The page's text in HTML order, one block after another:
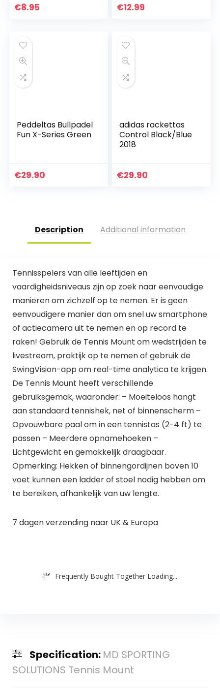
€8.95
rebound ballen,
€12.99
Peddeltas Bullpadel
Fun X-Series Green
€29.90
adidas rackettas
Control Black/Blue
2018
€29.90
Description Additional information
Tennisspelers van alle leeftijden en
vaardigheidsniveaus zijn op zoek naar eenvoudige
manieren om zichzelf op te nemen. Er is geen
eenvoudigere manier dan om snel uw smartphone
of actiecamera uit te nemen en op record te
raken! Gebruik de Tennis Mount om wedstrijden te
livestream, praktijk op te nemen of gebruik de
SwingVision-app om real-time analytica te krijgen.
De Tennis Mount heeft verschillende
gebruiksgemak, waaronder: – Moeiteloos hangt
aan standaard tennishek, net of binnenscherm –
Opvouwbare paal om in een tennistas (2-4 ft) te
passen – Meerdere opnamehoeken –
Lichtgewicht en gemakkelijk draagbaar.
Opmerking: Hekken of binnengordijnen boven 10
voet kunnen een ladder of stoel nodig hebben om
te bereiken, afhankelijk van uw lengte.
7 dagen verzending naar UK & Europa
Frequently Bought Together Loading...
Specification: MD SPORTING
SOLUTIONS Tennis Mount